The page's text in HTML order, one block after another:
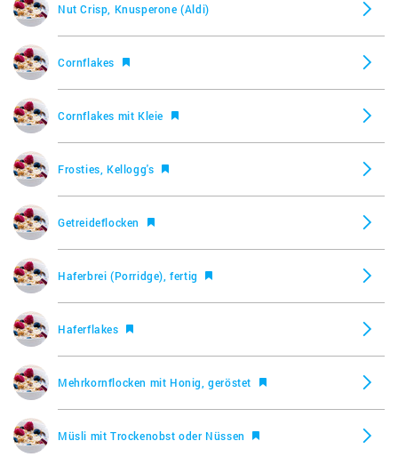
Nut Crisp, Knusperone (Aldi)
Cornflakes
Cornflakes mit Kleie
Frosties, Kellogg's
Getreideflocken
Haferbrei (Porridge), fertig
Haferflakes
Mehrkornflocken mit Honig, geröstet
Müsli mit Trockenobst oder Nüssen